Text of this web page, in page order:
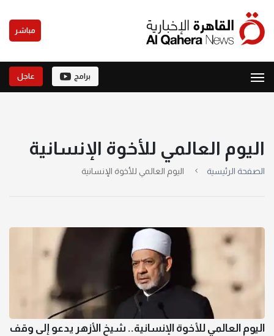
مباشر
برامج عاجل
اليوم العالمي للأخوة الإنسانية
الصفحة الرئيسية اليوم العالمي للأخوة الإنسانية
اليوم العالمي للأخوة الإنسانية.. شيخ الأزهر يدعو إلى وقف